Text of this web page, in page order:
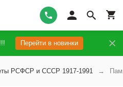
Перейти в новинки
РСФСР и СССР 1917-1991